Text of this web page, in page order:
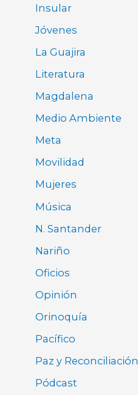
Insular
Jóvenes
La Guajira
Literatura
Magdalena
Medio Ambiente
Meta
Movilidad
Mujeres
Música
N. Santander
Nariño
Oficios
Opinión
Orinoquía
Pacífico
Paz y Reconciliación
Pódcast